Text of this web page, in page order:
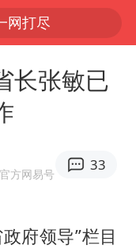
网打尽
长张敏已
方网易号
33
府领导”栏目